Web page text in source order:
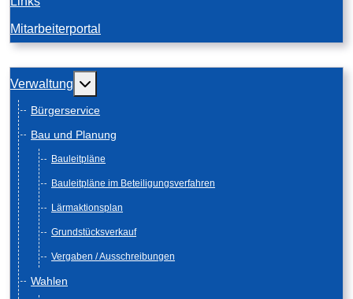
Mitarbeiterportal
Verwaltung Weitere Informationen: Verwaltung
Bürgerservice
Bau und Planung
Bauleitpläne
Bauleitpläne im Beteiligungsverfahren
Lärmaktionsplan
Grundstücksverkauf
Vergaben / Ausschreibungen
Wahlen